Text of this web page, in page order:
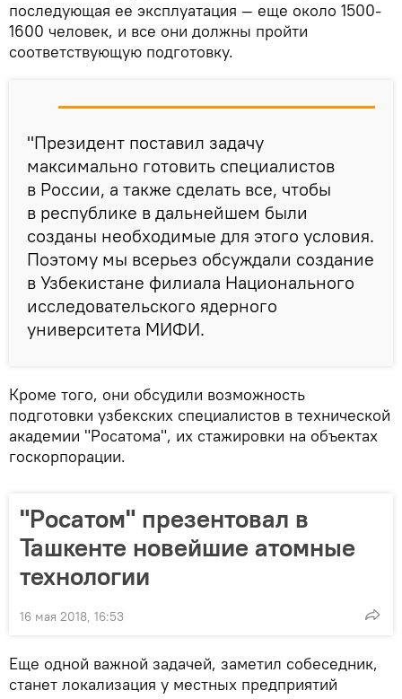
последующая ее эксплуатация — еще около 1500-
1600 человек, и все они должны пройти
соответствующую подготовку.
"Президент поставил задачу
максимально готовить специалистов
в России, а также сделать все, чтобы
в республике в дальнейшем были
созданы необходимые для этого условия.
Поэтому мы всерьез обсуждали создание
в Узбекистане филиала Национального
исследовательского ядерного
университета МИФИ.
Кроме того, они обсудили возможность
подготовки узбекских специалистов в технической
академии "Росатома", их стажировки на объектах
госкорпорации.
"Росатом" презентовал в
Ташкенте новейшие атомные
технологии
16 мая 2018, 16:53
Еще одной важной задачей, заметил собеседник,
станет локализация у местных предприятий